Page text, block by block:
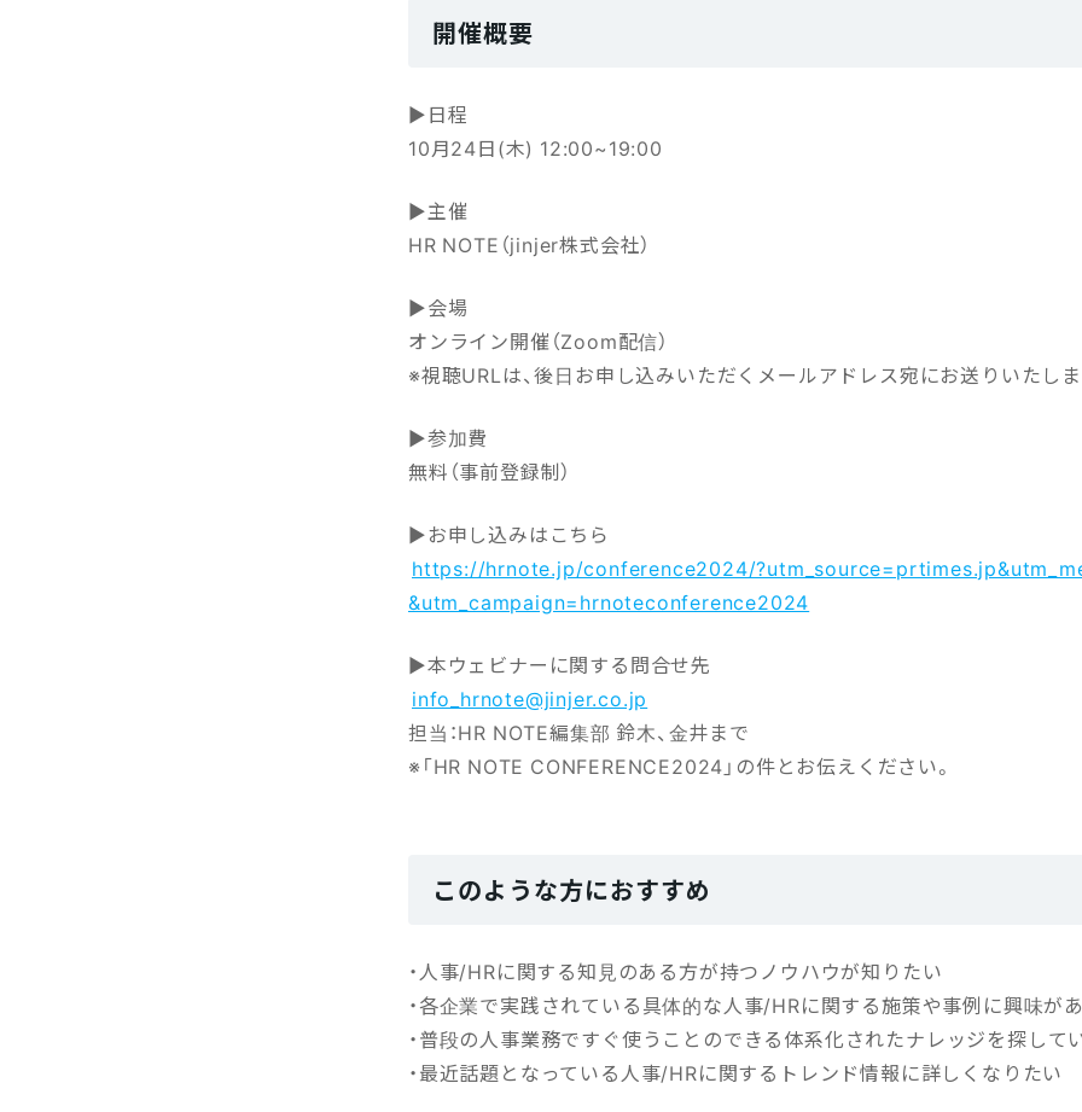
開催概要
▶日程
10月24日(木) 12:00~19:00
▶主催
HR NOTE（jinjer株式会社）
▶会場
オンライン開催（Zoom配信）
※視聴URLは、後日お申し込みいただくメールアドレス宛にお送りいたし
▶参加費
無料（事前登録制）
▶お申し込みはこちら
https://hrnote.jp/conference2024/
&utm_campaign=hrnoteconference2024
▶本ウェビナーに関する問合せ先
info_hrnote@jinjer.co.jp
担当：HR NOTE編集部 鈴木、金井まで
※「HR NOTE CONFERENCE2024」の件とお伝えください。
このような方におすすめ
・人事/HRに関する知見のある方が持つノウハウが知りたい
・各企業で実践されている具体的な人事/HRに関する施策や事例に興味が
・普段の人事業務ですぐ使うことのできる体系化されたナレッジを探して
・最近話題となっている人事/HRに関するトレンド情報に詳しくなりたい